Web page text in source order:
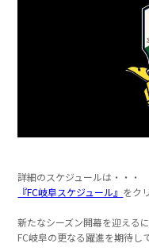
詳細のスケジュールは・・・
『FC岐阜スケジュール』 をク
新たなシーズン開幕を迎えるに
FC岐阜の更なる躍進を期待し